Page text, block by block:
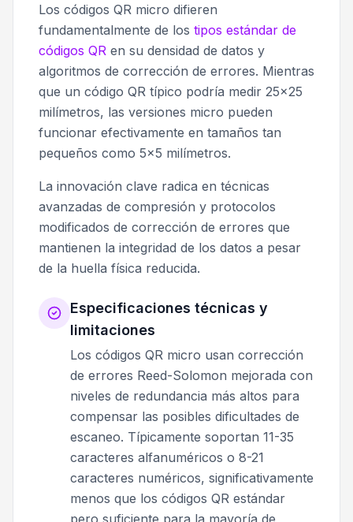
Los códigos QR micro difieren
fundamentalmente de los tipos estándar de
códigos QR en su densidad de datos y
algoritmos de corrección de errores. Mientras
que un código QR típico podría medir 25x25
milímetros, las versiones micro pueden
funcionar efectivamente en tamaños tan
pequeños como 5x5 milímetros.
La innovación clave radica en técnicas
avanzadas de compresión y protocolos
modificados de corrección de errores que
mantienen la integridad de los datos a pesar
de la huella física reducida.
Especificaciones técnicas y
limitaciones
Los códigos QR micro usan corrección
de errores Reed-Solomon mejorada con
niveles de redundancia más altos para
compensar las posibles dificultades de
escaneo. Típicamente soportan 11-35
caracteres alfanuméricos o 8-21
caracteres numéricos, significativamente
menos que los códigos QR estándar
pero suficiente para la mayoría de